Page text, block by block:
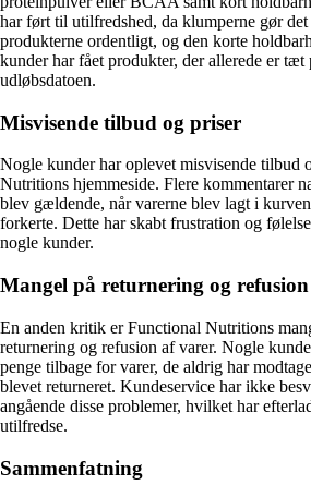
har ført til utilfredshed, da klumperne gør
produkterne ordentligt, og den korte
kunder har fået produkter, der allerede er tæt
udløbsdatoen.
Misvisende tilbud og priser
Nogle kunder har oplevet misvisende tilbud
Nutritions hjemmeside. Flere kommentarer
blev gældende, når varerne blev lagt i
forkerte. Dette har skabt frustration og
nogle kunder.
Mangel på returnering og refusion
En anden kritik er Functional Nutritions
returnering og refusion af varer. Nogle
penge tilbage for varer, de aldrig har
blevet returneret. Kundeservice har ikke
angående disse problemer, hvilket har
utilfredse.
Sammenfatning